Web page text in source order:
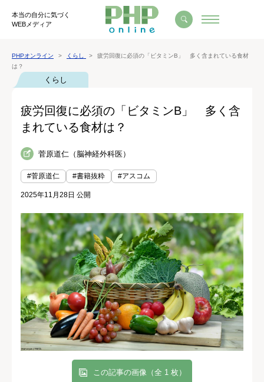
本当の自分に気づく
WEBメディア
PHPオンライン くらし
疲労回復に必須の「ビタミンB」 多く含まれている食材
は？
くらし
疲労回復に必須の「ビタミンB」 多く含
まれている食材は？
菅原道仁（脳神経外科医）
#菅原道仁 #書籍抜粋 #アスコム
2025年11月28日 公開
この記事の画像（全 1 枚）